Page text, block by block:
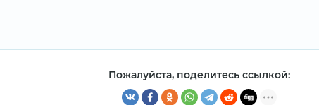
Пожалуйста, поделитесь ссылкой: